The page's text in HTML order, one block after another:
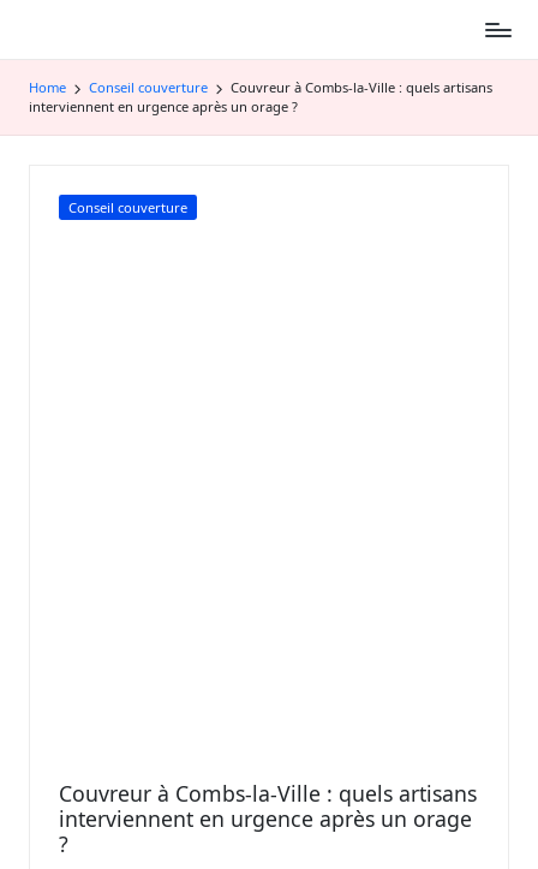
Home Conseil couverture
Couvreur à Combs-la-Ville : quels artisans
interviennent en urgence après un orage ?
Posted
in
Conseil couverture
Couvreur à Combs-la-Ville : quels artisans
interviennent en urgence après un orage
?